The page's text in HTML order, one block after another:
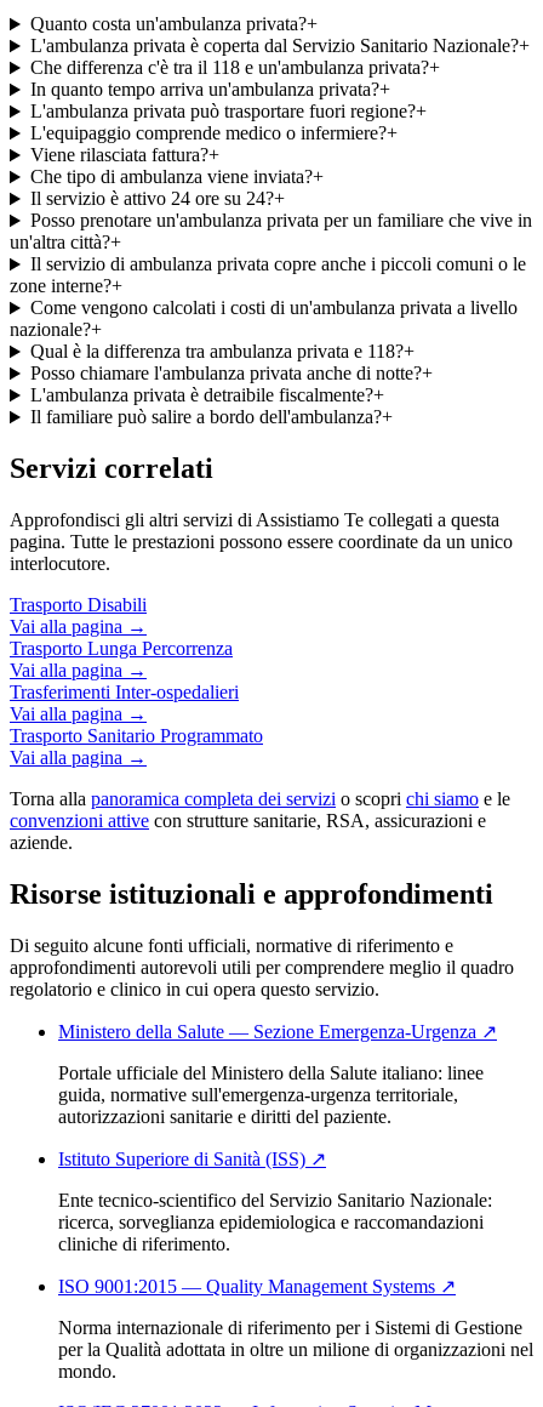
Quanto costa un'ambulanza privata?+
L'ambulanza privata è coperta dal Servizio Sanitario Nazionale?+
Che differenza c'è tra il 118 e un'ambulanza privata?+
In quanto tempo arriva un'ambulanza privata?+
L'ambulanza privata può trasportare fuori regione?+
L'equipaggio comprende medico o infermiere?+
Viene rilasciata fattura?+
Che tipo di ambulanza viene inviata?+
Il servizio è attivo 24 ore su 24?+
Posso prenotare un'ambulanza privata per un familiare che vive in
un'altra città?+
Il servizio di ambulanza privata copre anche i piccoli comuni o le
zone interne?+
Come vengono calcolati i costi di un'ambulanza privata a livello
nazionale?+
Qual è la differenza tra ambulanza privata e 118?+
Posso chiamare l'ambulanza privata anche di notte?+
L'ambulanza privata è detraibile fiscalmente?+
Il familiare può salire a bordo dell'ambulanza?+
Servizi correlati
Approfondisci gli altri servizi di Assistiamo Te collegati a questa
pagina. Tutte le prestazioni possono essere coordinate da un unico
interlocutore.
Trasporto Disabili
Vai alla pagina →
Trasporto Lunga Percorrenza
Vai alla pagina →
Trasferimenti Inter-ospedalieri
Vai alla pagina →
Trasporto Sanitario Programmato
Vai alla pagina →
Torna alla panoramica completa dei servizi o scopri chi siamo e le
convenzioni attive con strutture sanitarie, RSA, assicurazioni e
aziende.
Risorse istituzionali e approfondimenti
Di seguito alcune fonti ufficiali, normative di riferimento e
approfondimenti autorevoli utili per comprendere meglio il quadro
regolatorio e clinico in cui opera questo servizio.
Ministero della Salute — Sezione Emergenza-Urgenza ↗
Portale ufficiale del Ministero della Salute italiano: linee
guida, normative sull'emergenza-urgenza territoriale,
autorizzazioni sanitarie e diritti del paziente.
Istituto Superiore di Sanità (ISS) ↗
Ente tecnico-scientifico del Servizio Sanitario Nazionale:
ricerca, sorveglianza epidemiologica e raccomandazioni
cliniche di riferimento.
ISO 9001:2015 — Quality Management Systems ↗
Norma internazionale di riferimento per i Sistemi di Gestione
per la Qualità adottata in oltre un milione di organizzazioni nel
mondo.